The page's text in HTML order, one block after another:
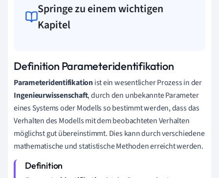
Springe zu einem wichtigen
Kapitel
Definition Parameteridentifikation
Parameteridentifikationist ein wesentlicher Prozess in der
Ingenieurwissenschaft, durch den unbekannte Parameter
eines Systems oder Modells so bestimmt werden, dass das
Verhalten des Modells mit dem beobachteten Verhalten
möglichst gut übereinstimmt. Dies kann durch verschiedene
mathematische und statistische Methoden erreicht werden.